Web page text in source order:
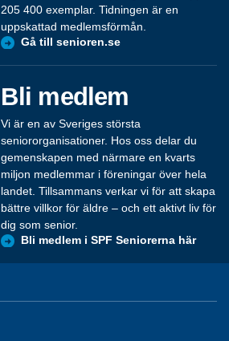
205 400 exemplar. Tidningen är en
uppskattad medlemsförmån.
Gå till senioren.se
Bli medlem
Vi är en av Sveriges största
seniororganisationer. Hos oss delar du
gemenskapen med närmare en kvarts
miljon medlemmar i föreningar över hela
landet. Tillsammans verkar vi för att skapa
bättre villkor för äldre – och ett aktivt liv för
dig som senior.
Bli medlem i SPF Seniorerna här